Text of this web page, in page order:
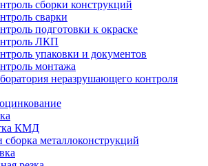
сборки конструкций
сварки
подготовки к окраске
ЛКП
упаковки и документов
монтажа
неразрушающего контроля
КМД
сборка металлоконструкций